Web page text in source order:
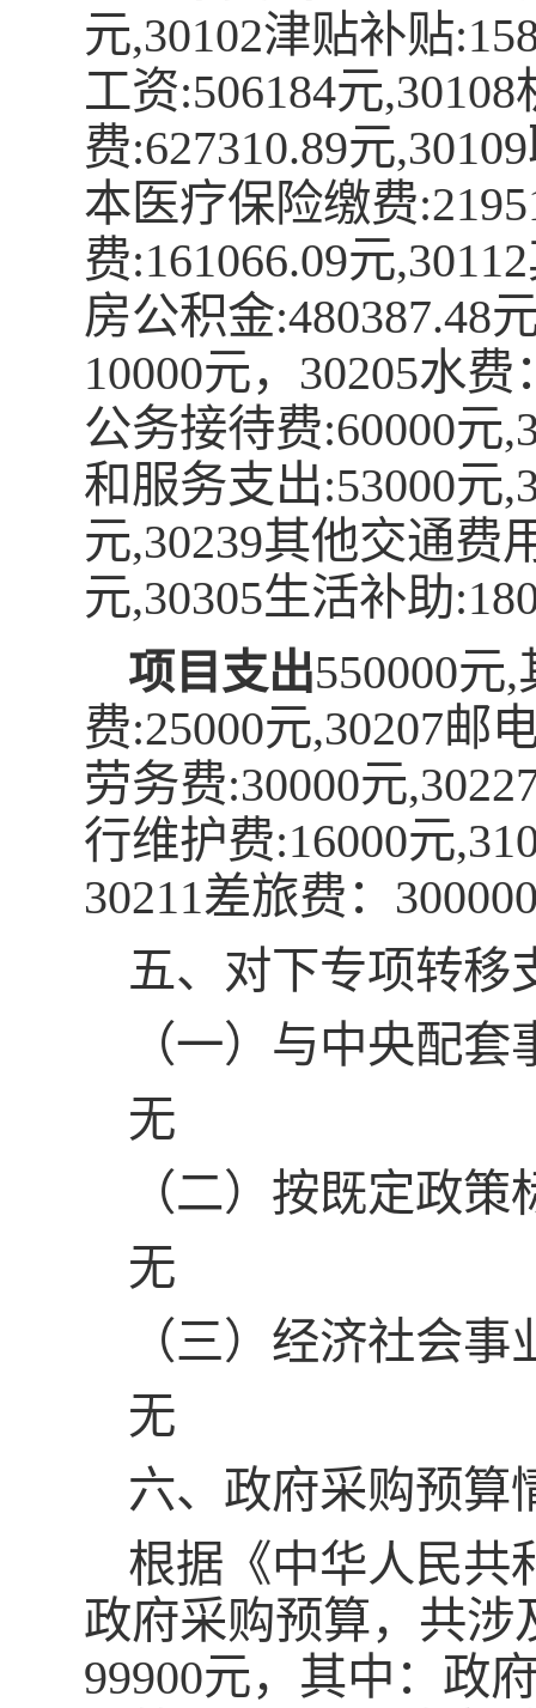
元,30102津贴补贴
工资:506184元
费:627310.89元
本医疗保险缴费
费:161066.09元
房公积金:480387.48
10000元，30205水
公务接待费:60000元
和服务支出:53000元
元,30239其他交通费
元,30305生活补助
项目支出550000元
费:25000元,30207邮
劳务费:30000元
行维护费:16000元
30211差旅费：
五、对下专项转移
（一）与中央配套
无
（二）按既定政
无
（三）经济社会
无
六、政府采购预算
根据《中华人民共
政府采购预算，共涉
99900元，其中：政